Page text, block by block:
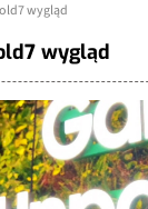
wygląd
wygląd